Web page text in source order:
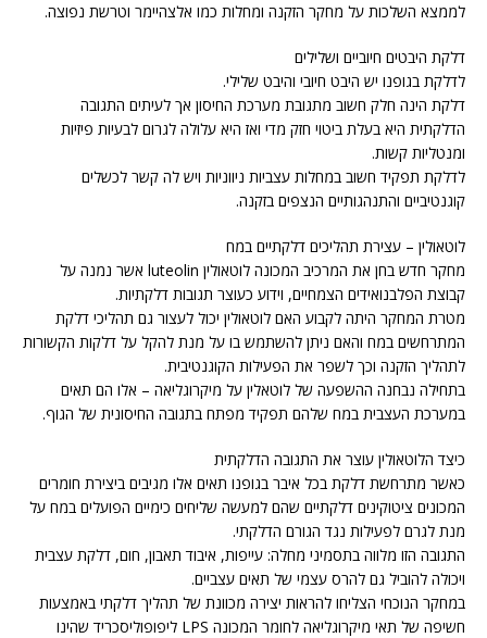
לממצא השלכות על מחקר הזקנה ומחלות כמו אלצהיימר וטרשת נפוצה.
דלקת היבטים חיוביים ושלילים
לדלקת בגופנו יש היבט חיובי והיבט שלילי.
דלקת הינה חלק חשוב מתגובת מערכת החיסון אך לעיתים התגובה
הדלקתית היא בעלת ביטוי חזק מדי ואז היא עלולה לגרום לבעיות פיזיות
ומנטליות קשות.
לדלקת תפקיד חשוב במחלות עצביות ניווניות ויש לה קשר לכשלים
קוגנטיביים והתנהגותיים הנצפים בזקנה.
לוטאולין – עצירת תהליכים דלקתיים במח
מחקר חדש בחן את המרכיב המכונה לוטאולין luteolin אשר נמנה על
קבוצת הפלבנואידים הצמחיים, וידוע כעוצר תגובות דלקתיות.
מטרת המחקר היתה לקבוע האם לוטאולין יכול לעצור גם תהליכי דלקת
המתרחשים במח והאם ניתן להשתמש בו על מנת להקל על דלקות הקשורות
לתהליך הזקנה וכך לשפר את הפעילות הקוגנטיבית.
בתחילה נבחנה ההשפעה של לוטאלין על מיקרוגליאה – אלו הם תאים
במערכת העצבית במח שלהם תפקיד מפתח בתגובה החיסונית של הגוף.
כיצד הלוטאולין עוצר את התגובה הדלקתית
כאשר מתרחשת דלקת בכל איבר בגופנו תאים אלו מגיבים ביצירת חומרים
המכונים ציטוקינים דלקתיים שהם למעשה שליחים כימיים הפועלים במח על
מנת לגרם לפעילות נגד הגורם הדלקתי.
התגובה הזו מלווה בתסמיני מחלה: עייפות, איבוד תאבון, חום, דלקת עצבית
ויכולה להוביל גם להרס עצמי של תאים עצביים.
במחקר הנוכחי הצליחו להראות יצירה מכוונת של תהליך דלקתי באמצעות
חשיפה של תאי מיקרוגליאה לחומר המכונה LPS ליפופוליסכריד שהינו